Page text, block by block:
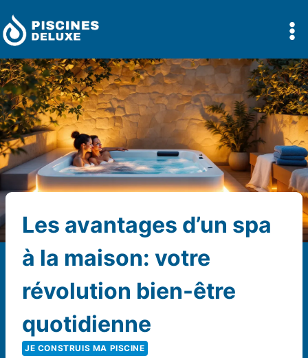
au
contenu
Les avantages d’un spa
à la maison: votre
révolution bien-être
quotidienne
JE CONSTRUIS MA PISCINE